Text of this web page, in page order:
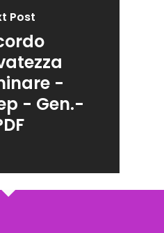
Post
-
- Gen.-